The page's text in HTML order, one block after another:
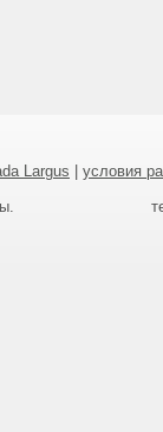
Largus
условия